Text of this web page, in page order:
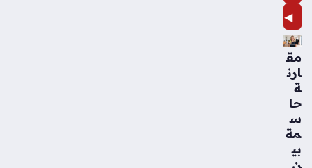
◀
مق
ارن
ة
حا
س
مة
بي
ن